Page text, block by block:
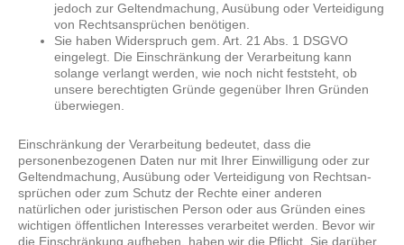
jedoch zur Geltendmachung, Ausübung oder Verteidigung
von Rechtsansprüchen benötigen.
Sie haben Widerspruch gem. Art. 21 Abs. 1 DSGVO
eingelegt. Die Einschränkung der Verarbeitung kann
solange verlangt werden, wie noch nicht feststeht, ob
unsere berechtigten Gründe gegenüber Ihren Gründen
überwiegen.
Einschränkung der Verarbeitung bedeutet, dass die
personenbezogenen Daten nur mit Ihrer Einwilligung oder zur
Geltendmachung, Ausübung oder Verteidigung von Rechtsan­
sprüchen oder zum Schutz der Rechte einer anderen
natürlichen oder juristischen Person oder aus Gründen eines
wichtigen öffentlichen Interesses verarbeitet werden. Bevor wir
die Einschränkung aufheben, haben wir die Pflicht, Sie darüber